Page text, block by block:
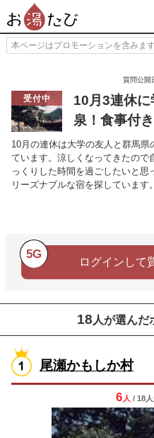
本ページはプロモーションを含みます
質問公開
受付中
10月3連休
泉！食事付
10月の連休は大学の友人と群馬
ています。涼しくなってきたので
っくりした時間を過ごしたいと
リーズナブルな宿を探しています
5G
ログインして
18 人が選んだ
尾瀬かもしか村
6 人 / 18人